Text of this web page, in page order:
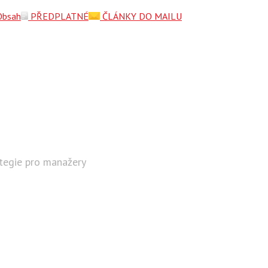
pro manažery
PŘEDPLATNÉ ČLÁNKY DO MAILU